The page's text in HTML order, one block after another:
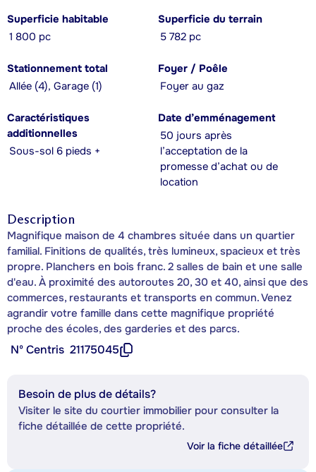
Superficie habitable
1 800 pc
Superficie du terrain
5 782 pc
Stationnement total
Allée (4), Garage (1)
Foyer / Poêle
Foyer au gaz
Caractéristiques
additionnelles
Sous-sol 6 pieds +
Date d’emménagement
50 jours après
l’acceptation de la
promesse d’achat ou de
location
Description
Magnifique maison de 4 chambres située dans un quartier
familial. Finitions de qualités, très lumineux, spacieux et très
propre. Planchers en bois franc. 2 salles de bain et une salle
d'eau. À proximité des autoroutes 20, 30 et 40, ainsi que des
commerces, restaurants et transports en commun. Venez
agrandir votre famille dans cette magnifique propriété
proche des écoles, des garderies et des parcs.
Nº Centris 21175045
Besoin de plus de détails?
Visiter le site du courtier immobilier pour consulter la
fiche détaillée de cette propriété.
Voir la fiche détaillée